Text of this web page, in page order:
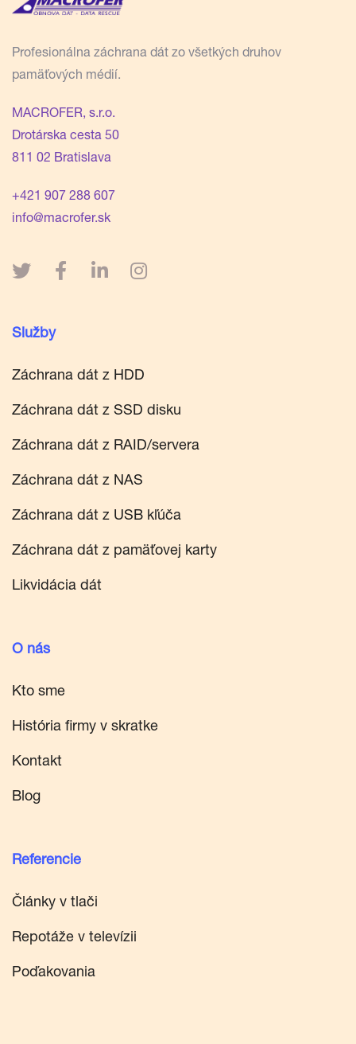
Profesionálna záchrana dát zo všetkých druhov
pamäťových médií.
MACROFER, s.r.o.
Drotárska cesta 50
811 02 Bratislava
+421 907 288 607
info@macrofer.sk
Služby
Záchrana dát z HDD
Záchrana dát z SSD disku
Záchrana dát z RAID/servera
Záchrana dát z NAS
Záchrana dát z USB kľúča
Záchrana dát z pamäťovej karty
Likvidácia dát
O nás
Kto sme
História firmy v skratke
Kontakt
Blog
Referencie
Články v tlači
Repotáže v televízii
Poďakovania